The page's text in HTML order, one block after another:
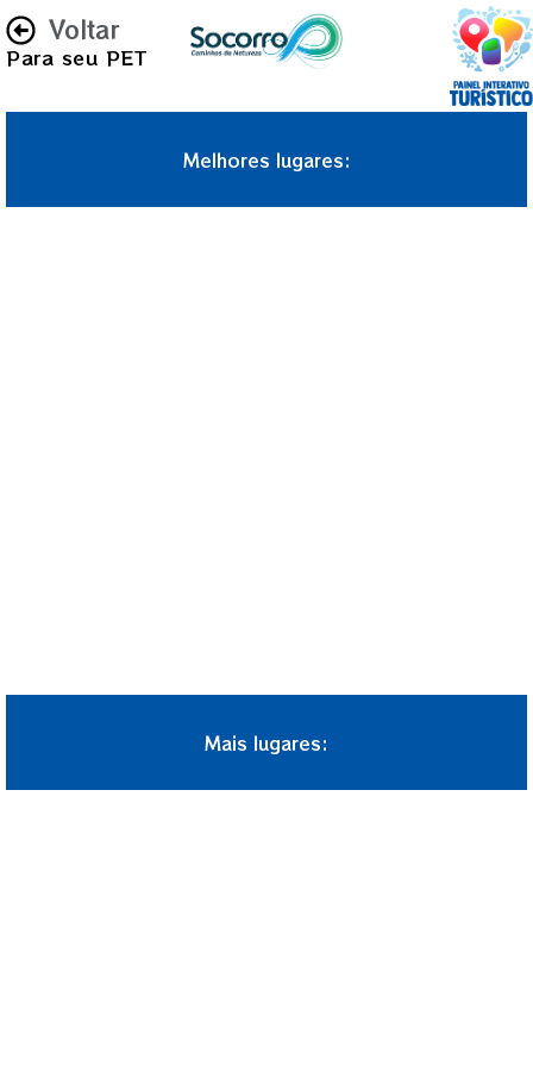
Voltar
Para seu PET
Melhores lugares:
Mais lugares: